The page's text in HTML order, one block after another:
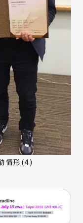
情形(4)